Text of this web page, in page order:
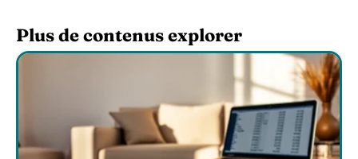
Plus de contenus explorer